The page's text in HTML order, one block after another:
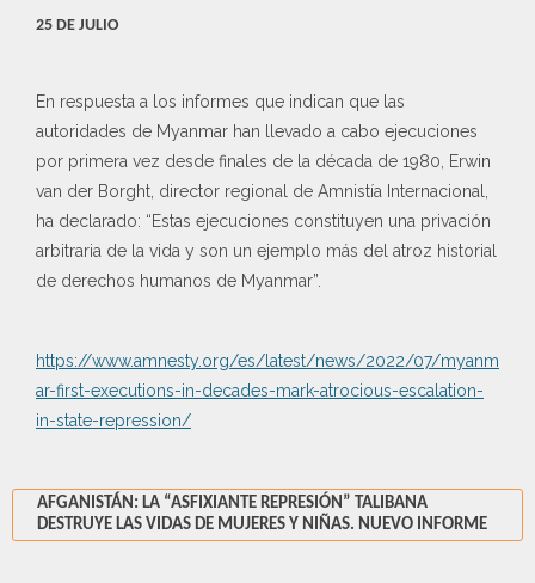
25 DE JULIO
En respuesta a los informes que indican que las
autoridades de Myanmar han llevado a cabo ejecuciones
por primera vez desde finales de la década de 1980, Erwin
van der Borght, director regional de Amnistía Internacional,
ha declarado: “Estas ejecuciones constituyen una privación
arbitraria de la vida y son un ejemplo más del atroz historial
de derechos humanos de Myanmar”.
https://www.amnesty.org/es/latest/news/2022/07/myanm
ar-first-executions-in-decades-mark-atrocious-escalation-
in-state-repression/
AFGANISTÁN: LA “ASFIXIANTE REPRESIÓN” TALIBANA
DESTRUYE LAS VIDAS DE MUJERES Y NIÑAS. NUEVO INFORME